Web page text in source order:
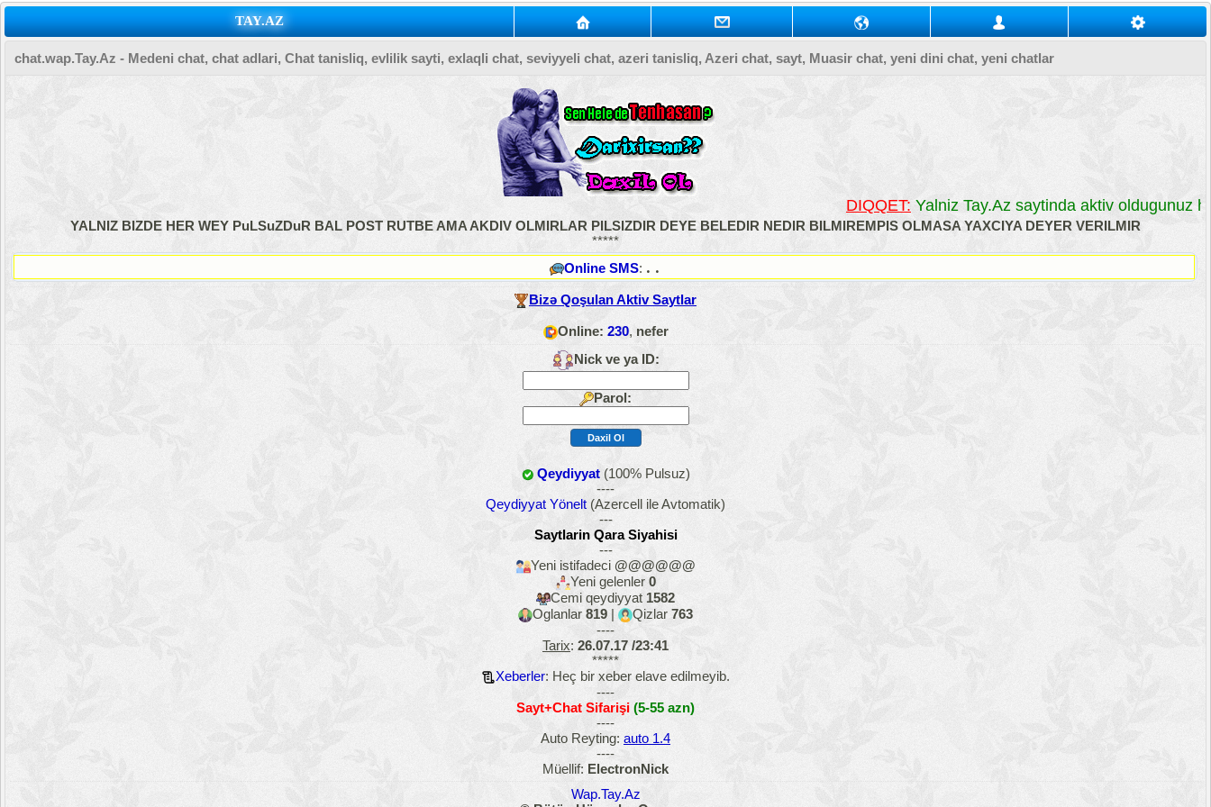
TAY.AZ
chat.wap.Tay.Az - Medeni chat, chat adlari, Chat tanisliq, evlilik sayti, exlaqli chat, seviyyeli chat, azeri tanisliq, Azeri chat, sayt, Muasir chat, yeni dini chat, yeni chatlar
DIQQET: Yalniz Tay.Az saytinda aktiv oldugunuz
YALNIZ BIZDE HER WEY PuLSuZDuR BAL POST RUTBE AMA AKDIV OLMIRLAR PILSIZDIR DEYE BELEDIR NEDIR BILMIREMPIS OLMASA YAXCIYA DEYER VERILMIR
*****
Online SMS: . .
Bizə Qoşulan Aktiv Saytlar
Online: 230, nefer
Nick ve ya ID:
Parol:
Qeydiyyat(100% Pulsuz)
----
Qeydiyyat Yönelt (Azercell ile Avtomatik)
---
Saytlarin Qara Siyahisi
---
Yeni istifadeci @@@@@@
Yeni gelenler 0
Cemi qeydiyyat 1582
Oglanlar 819 | Qizlar 763
----
Tarix: 26.07.17 /23:41
*****
Xeberler: Heç bir xeber elave edilmeyib.
----
Sayt+Chat Sifarişi (5-55 azn)
----
Auto Reyting: auto 1.4
----
Müellif: ElectronNick
Wap.Tay.Az